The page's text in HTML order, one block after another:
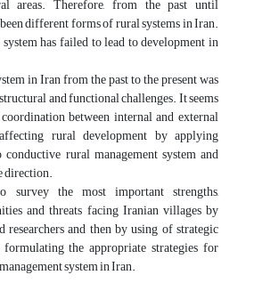
areas. Therefore, from the past until
different forms of rural systems in Iran.
has failed to lead to development in
in Iran from the past to the present was
and functional challenges. It seems
between internal and external
rural development by applying
rural management system and
direction.
survey the most important strengths,
and threats facing Iranian villages by
researchers and then by using of strategic
the appropriate strategies for
system in Iran.